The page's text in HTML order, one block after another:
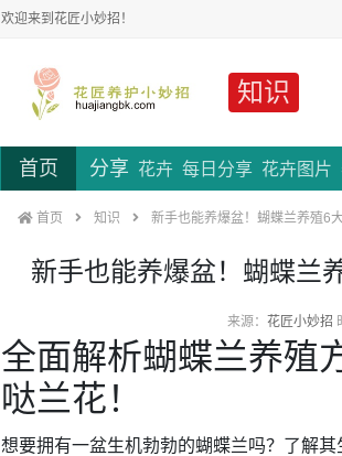
欢迎来到花匠小妙招！
知识
首页 分享 花卉 每日分享 花卉图片
首页 知识 新手也能养爆盆！蝴蝶兰养殖6
新手也能养爆盆！蝴蝶兰
来源： 花匠小妙招
全面解析蝴蝶兰养殖
哒兰花！
想要拥有一盆生机勃勃的蝴蝶兰吗？了解